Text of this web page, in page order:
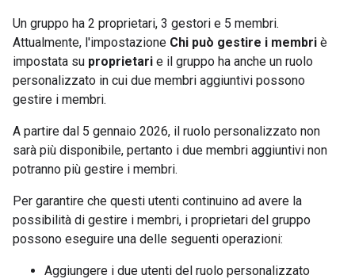
Un gruppo ha 2 proprietari, 3 gestori e 5 membri.
Attualmente, l'impostazione Chi può gestire i membri è
impostata su proprietari e il gruppo ha anche un ruolo
personalizzato in cui due membri aggiuntivi possono
gestire i membri.
A partire dal 5 gennaio 2026, il ruolo personalizzato non
sarà più disponibile, pertanto i due membri aggiuntivi non
potranno più gestire i membri.
Per garantire che questi utenti continuino ad avere la
possibilità di gestire i membri, i proprietari del gruppo
possono eseguire una delle seguenti operazioni:
Aggiungere i due utenti del ruolo personalizzato